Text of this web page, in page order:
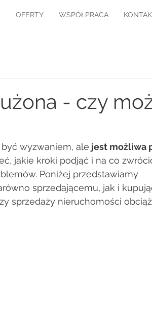
OFERTY WSPÓŁPRACA
- czy
wyzwaniem, ale jest możliwa
jakie kroki podjąć i na co
Poniżej przedstawiamy
sprzedającemu, jak i
sprzedaży nieruchomości